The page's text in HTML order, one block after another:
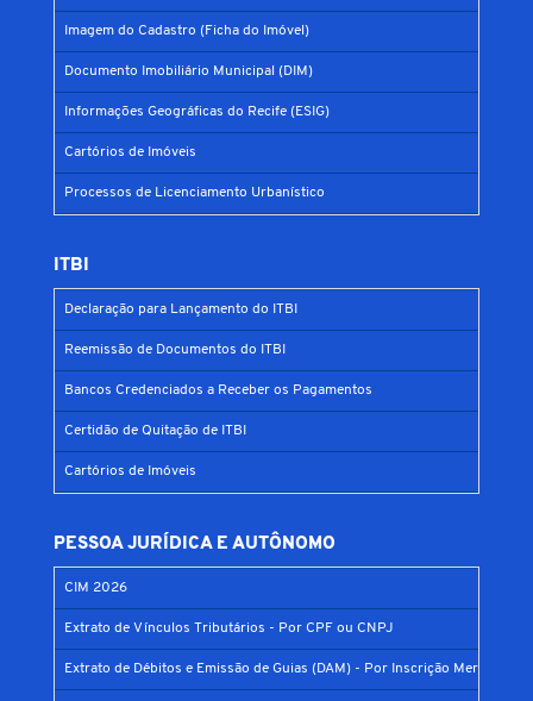
Imagem do Cadastro (Ficha do Imóvel)
Documento Imobiliário Municipal (DIM)
Informações Geográficas do Recife (ESIG)
Cartórios de Imóveis
Processos de Licenciamento Urbanístico
ITBI
Declaração para Lançamento do ITBI
Reemissão de Documentos do ITBI
Bancos Credenciados a Receber os Pagamentos
Certidão de Quitação de ITBI
Cartórios de Imóveis
PESSOA JURÍDICA E AUTÔNOMO
CIM 2026
Extrato de Vínculos Tributários - Por CPF ou CNPJ
Extrato de Débitos e Emissão de Guias (DAM) - Por Inscrição Mercantil